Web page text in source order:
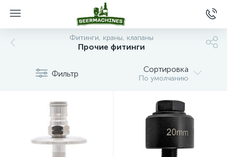
Фитинги, краны, клапаны
Прочие фитинги
Фильтр Сортировка
По умолчанию